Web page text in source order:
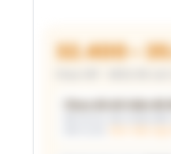
32.400 –